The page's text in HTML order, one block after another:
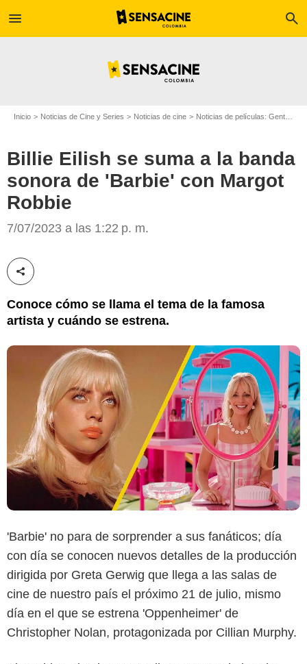
menu search
Inicio Noticias de Cine y Series Noticias de cine Noticias de películas: Gente
Billie Eilish se suma a la banda
sonora de 'Barbie' con Margot
Robbie
7/07/2023 a las 1:22 p. m.
Compartir esta noticia
Conoce cómo se llama el tema de la famosa
artista y cuándo se estrena.
Billie Eilish y Barbie
'Barbie' no para de sorprender a sus fanáticos; día
con día se conocen nuevos detalles de la producción
dirigida por Greta Gerwig que llega a las salas de
cine de nuestro país el próximo 21 de julio, mismo
día en el que se estrena 'Oppenheimer' de
Christopher Nolan, protagonizada por Cillian Murphy.